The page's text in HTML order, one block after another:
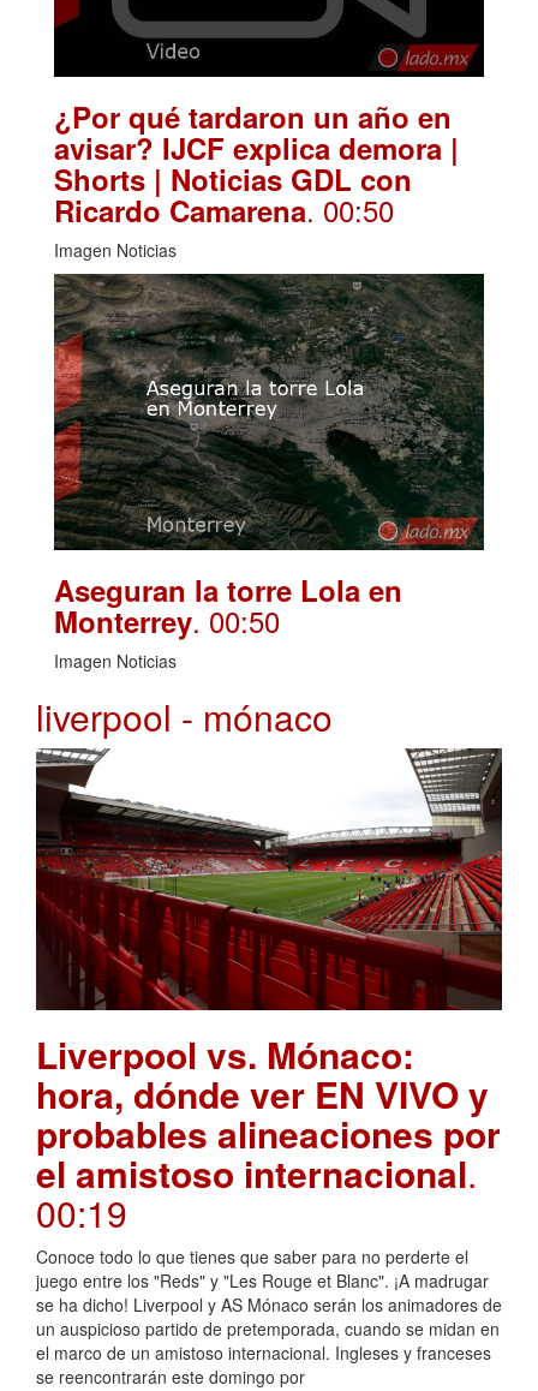
¿Por qué tardaron un año en
avisar? IJCF explica demora |
Shorts | Noticias GDL con
Ricardo Camarena. 00:50
Imagen Noticias
Aseguran la torre Lola en
Monterrey. 00:50
Imagen Noticias
liverpool - mónaco
Liverpool vs. Mónaco:
hora, dónde ver EN VIVO y
probables alineaciones por
el amistoso internacional.
00:19
Conoce todo lo que tienes que saber para no perderte el
juego entre los "Reds" y "Les Rouge et Blanc". ¡A madrugar
se ha dicho! Liverpool y AS Mónaco serán los animadores de
un auspicioso partido de pretemporada, cuando se midan en
el marco de un amistoso internacional. Ingleses y franceses
se reencontrarán este domingo por